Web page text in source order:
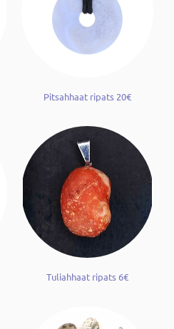
Pitsahhaat ripats 20€
Tuliahhaat ripats 6€